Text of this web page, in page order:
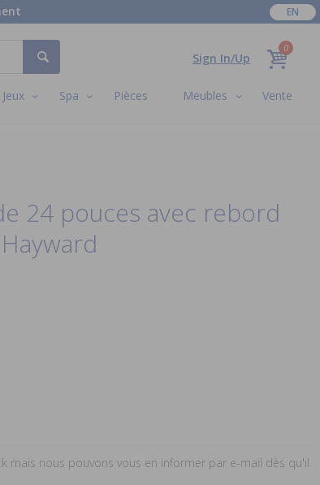
EN
Sign In/Up
0
Jeux Spa Pièces Meubles Vente
24 pouces avec rebord
mais nous pouvons vous en informer par e-mail dès qu'il